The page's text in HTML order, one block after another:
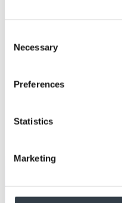
Selection
Necessary
Preferences
Statistics
Marketing